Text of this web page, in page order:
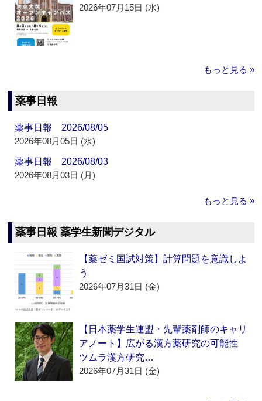
2026年07月15日 (水)
もっと見る »
薬事日報
薬事日報 2026/08/05
2026年08月05日 (水)
薬事日報 2026/08/03
2026年08月03日 (月)
もっと見る »
薬事日報 薬学生新聞デジタル
【薬ゼミ国試対策】計算問題を意識しよ
う
2026年07月31日 (金)
【日本薬学生連盟・先輩薬剤師のキャリ
アノート】広がる漢方薬研究の可能性
ツムラ漢方研究…
2026年07月31日 (金)